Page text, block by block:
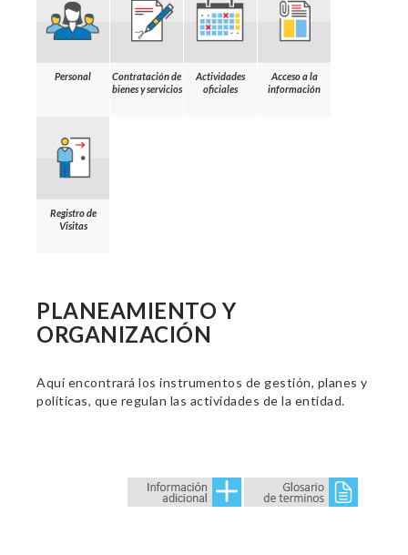
Personal
Contratación de
bienes y servicios
Actividades
oficiales
Acceso a la
información
Registro de
Visitas
PLANEAMIENTO Y
ORGANIZACIÓN
Aquí encontrará los instrumentos de gestión, planes y
políticas, que regulan las actividades de la entidad.